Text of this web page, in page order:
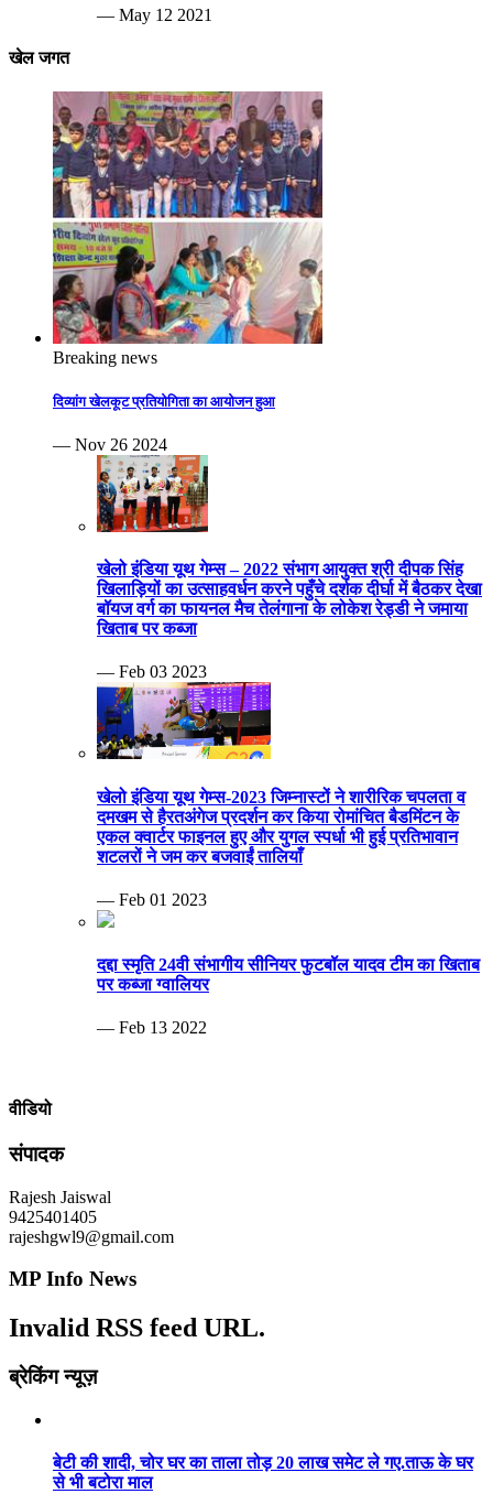
— May 12 2021
खेल जगत
Breaking news
दिव्यांग खेलकूट प्रतियोगिता का आयोजन हुआ
— Nov 26 2024
खेलो इंडिया यूथ गेम्स – 2022 संभाग आयुक्त श्री दीपक सिंह
खिलाड़ियों का उत्साहवर्धन करने पहुँचे दर्शक दीर्घा में बैठकर देखा
बॉयज वर्ग का फायनल मैच तेलंगाना के लोकेश रेड्डी ने जमाया
खिताब पर कब्जा
— Feb 03 2023
खेलो इंडिया यूथ गेम्स-2023 जिम्नास्टों ने शारीरिक चपलता व
दमखम से हैरतअंगेज प्रदर्शन कर किया रोमांचित बैडमिंटन के
एकल क्वार्टर फाइनल हुए और युगल स्पर्धा भी हुई प्रतिभावान
शटलरों ने जम कर बजवाईं तालियाँ
— Feb 01 2023
दद्दा स्मृति 24वी संभागीय सीनियर फुटबॉल यादव टीम का खिताब
पर कब्जा ग्वालियर
— Feb 13 2022
वीडियो
संपादक
Rajesh Jaiswal
9425401405
rajeshgwl9@gmail.com
MP Info News
Invalid RSS feed URL.
ब्रेकिंग न्यूज़
बेटी की शादी, चोर घर का ताला तोड़ 20 लाख समेट ले गए.ताऊ के घर
से भी बटोरा माल